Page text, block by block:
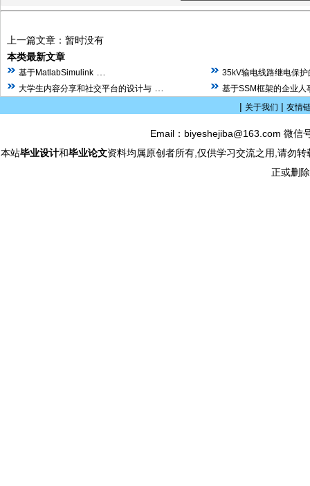
上一篇文章：暂时没有
本类最新文章
基于MatlabSimulink
35kV输电线路继电保
大学生内容分享和社交平台的设计与
基于SSM框架的企业人
| 关于我们 | 友情
Email：biyeshejiba@163.com 微
本站毕业设计和毕业论文资料均属原创者所有,仅供学习交流之用,请勿
正或删